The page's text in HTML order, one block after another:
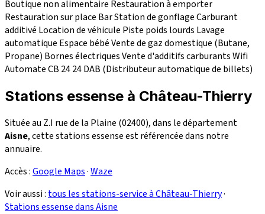
Boutique non alimentaire Restauration à emporter
Restauration sur place BarStation de gonflageCarburant
additivé Location de véhicule Piste poids lourds Lavage
automatique Espace bébéVente de gaz domestique (Butane,
Propane) Bornes électriquesVente d'additifs carburantsWifi
Automate CB 2424DAB (Distributeur automatique de billets)
Stations essense à Château-Thierry
Située au Z.I rue de la Plaine (02400), dans le département
Aisne, cette stations essense est référencée dans notre
annuaire.
Accès :Google Maps·Waze
Voir aussi : tous les stations-service à Château-Thierry·
Stations essense dans Aisne